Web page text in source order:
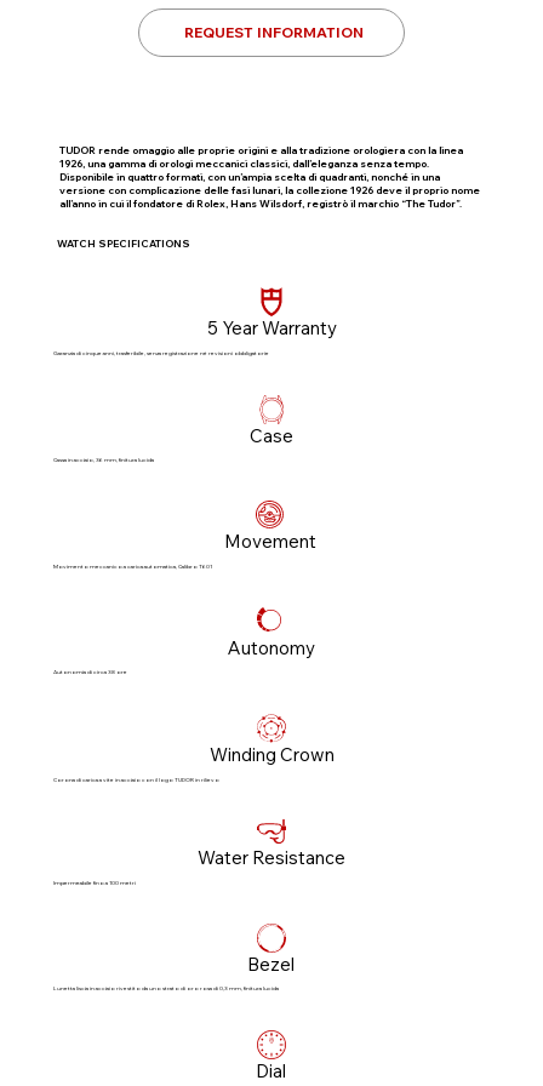
REQUEST INFORMATION
TUDOR rende omaggio alle proprie origini e alla tradizione orologiera con la linea
1926, una gamma di orologi meccanici classici, dall’eleganza senza tempo.
Disponibile in quattro formati, con un’ampia scelta di quadranti, nonché in una
versione con complicazione delle fasi lunari, la collezione 1926 deve il proprio nome
all’anno in cui il fondatore di Rolex, Hans Wilsdorf, registrò il marchio “The Tudor”.
WATCH SPECIFICATIONS
5 Year Warranty
Garanzia di cinque anni, trasferibile, senza registrazione né revisioni obbligatorie​
Case
Cassa in acciaio, 36 mm, finitura lucida
Movement
Movimento meccanico a carica automatica, Calibro T601
Autonomy
Autonomia di circa 38 ore
Winding Crown
Corona di carica a vite in acciaio con il logo TUDOR in rilievo
Water Resistance
Impermeabile fino a 100 metri
Bezel
Lunetta liscia in acciaio rivestito da uno strato di oro rosa di 0,3 mm, finitura lucida
Dial